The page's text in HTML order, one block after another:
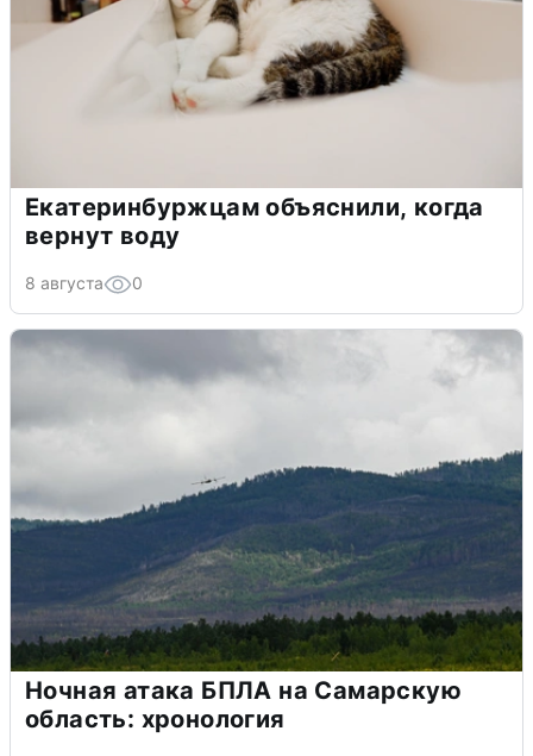
Екатеринбуржцам объяснили, когда
вернут воду
8 августа 0
Ночная атака БПЛА на Самарскую
область: хронология